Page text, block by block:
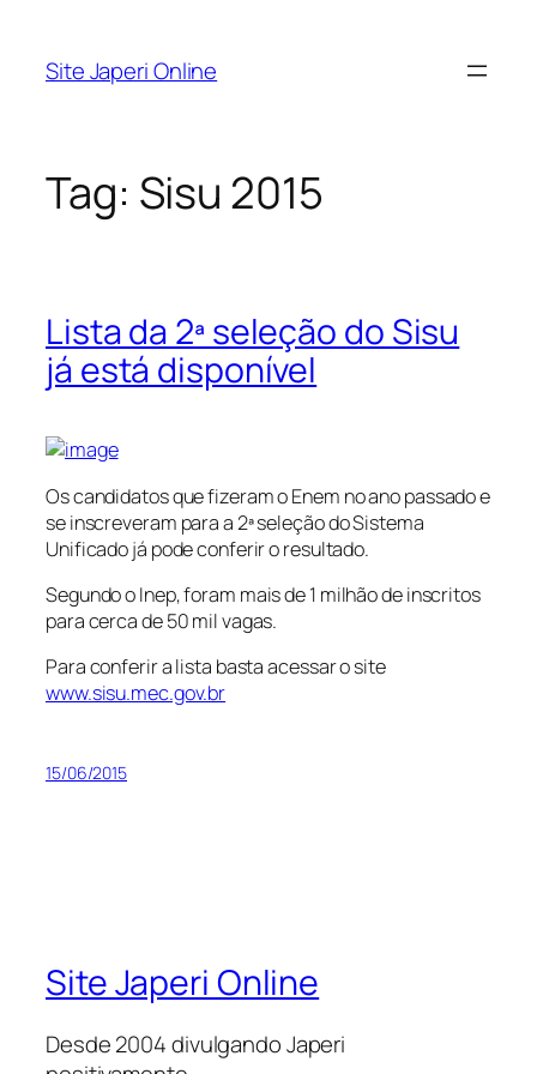
Site Japeri Online
Tag: Sisu 2015
Lista da 2ª seleção do Sisu
já está disponível
Os candidatos que fizeram o Enem no ano passado e
se inscreveram para a 2ª seleção do Sistema
Unificado já pode conferir o resultado.
Segundo o Inep, foram mais de 1 milhão de inscritos
para cerca de 50 mil vagas.
Para conferir a lista basta acessar o site
www.sisu.mec.gov.br
15/06/2015
Site Japeri Online
Desde 2004 divulgando Japeri